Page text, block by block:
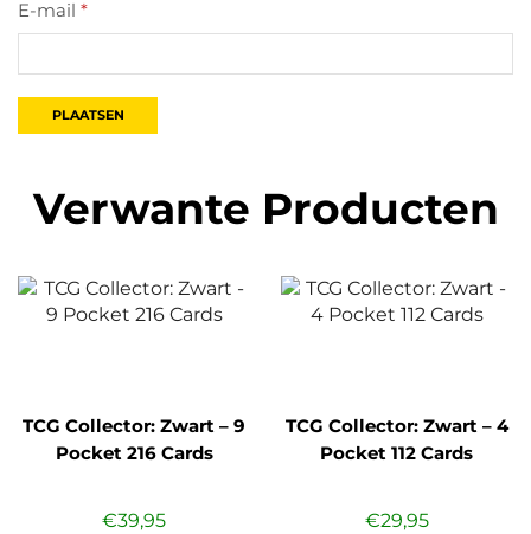
E-mail *
Verwante Producten
TCG Collector: Zwart – 9
Pocket 216 Cards
€39,95
TCG Collector: Zwart – 4
Pocket 112 Cards
€29,95